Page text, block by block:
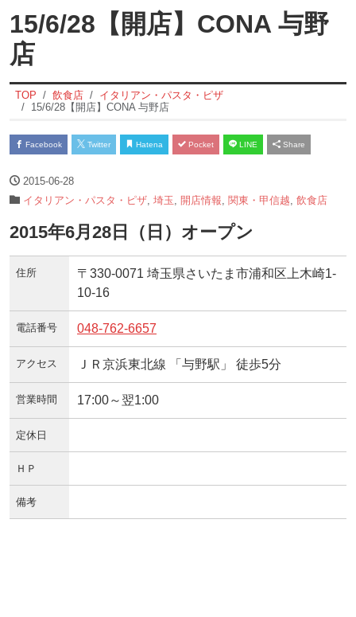
15/6/28【開店】CONA 与野
店
TOP 飲食店
イタリアン・パスタ・ピザ
15/6/28【開店】CONA 与野店
Facebook Twitter Hatena Pocket LINE Share
2015-06-28
イタリアン・パスタ・ピザ 埼玉 開店情報 関東・甲信越 飲食店
2015年6月28日（日）オープン
住所
〒330-0071 埼玉県さいたま市浦和区上木崎1-
10-16
電話番号 048-762-6657
アクセス ＪＲ京浜東北線 「与野駅」 徒歩5分
営業時間 17:00～翌1:00
定休日
ＨＰ
備考